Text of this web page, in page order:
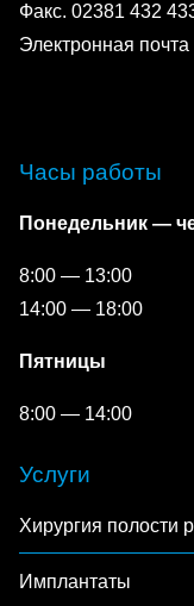
Факс. 02381 432
Электронная почта
Часы работы
Понедельник —
8:00 — 13:00
14:00 — 18:00
Пятницы
8:00 — 14:00
Услуги
Хирургия полости
Имплантаты